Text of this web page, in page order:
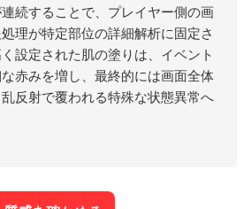
続することで、プレイヤー側の画
理が特定部位の詳細解析に固定さ
設定された肌の塗りは、イベント
赤みを増し、最終的には画面全体
反射で覆われる特殊な状態異常へ